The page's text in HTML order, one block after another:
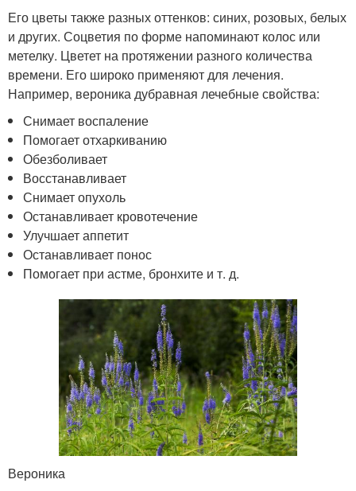
Его цветы также разных оттенков: синих, розовых, белых
и других. Соцветия по форме напоминают колос или
метелку. Цветет на протяжении разного количества
времени. Его широко применяют для лечения.
Например, вероника дубравная лечебные свойства:
Снимает воспаление
Помогает отхаркиванию
Обезболивает
Восстанавливает
Снимает опухоль
Останавливает кровотечение
Улучшает аппетит
Останавливает понос
Помогает при астме, бронхите и т. д.
Вероника